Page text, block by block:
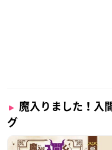
魔入りました！入
グ